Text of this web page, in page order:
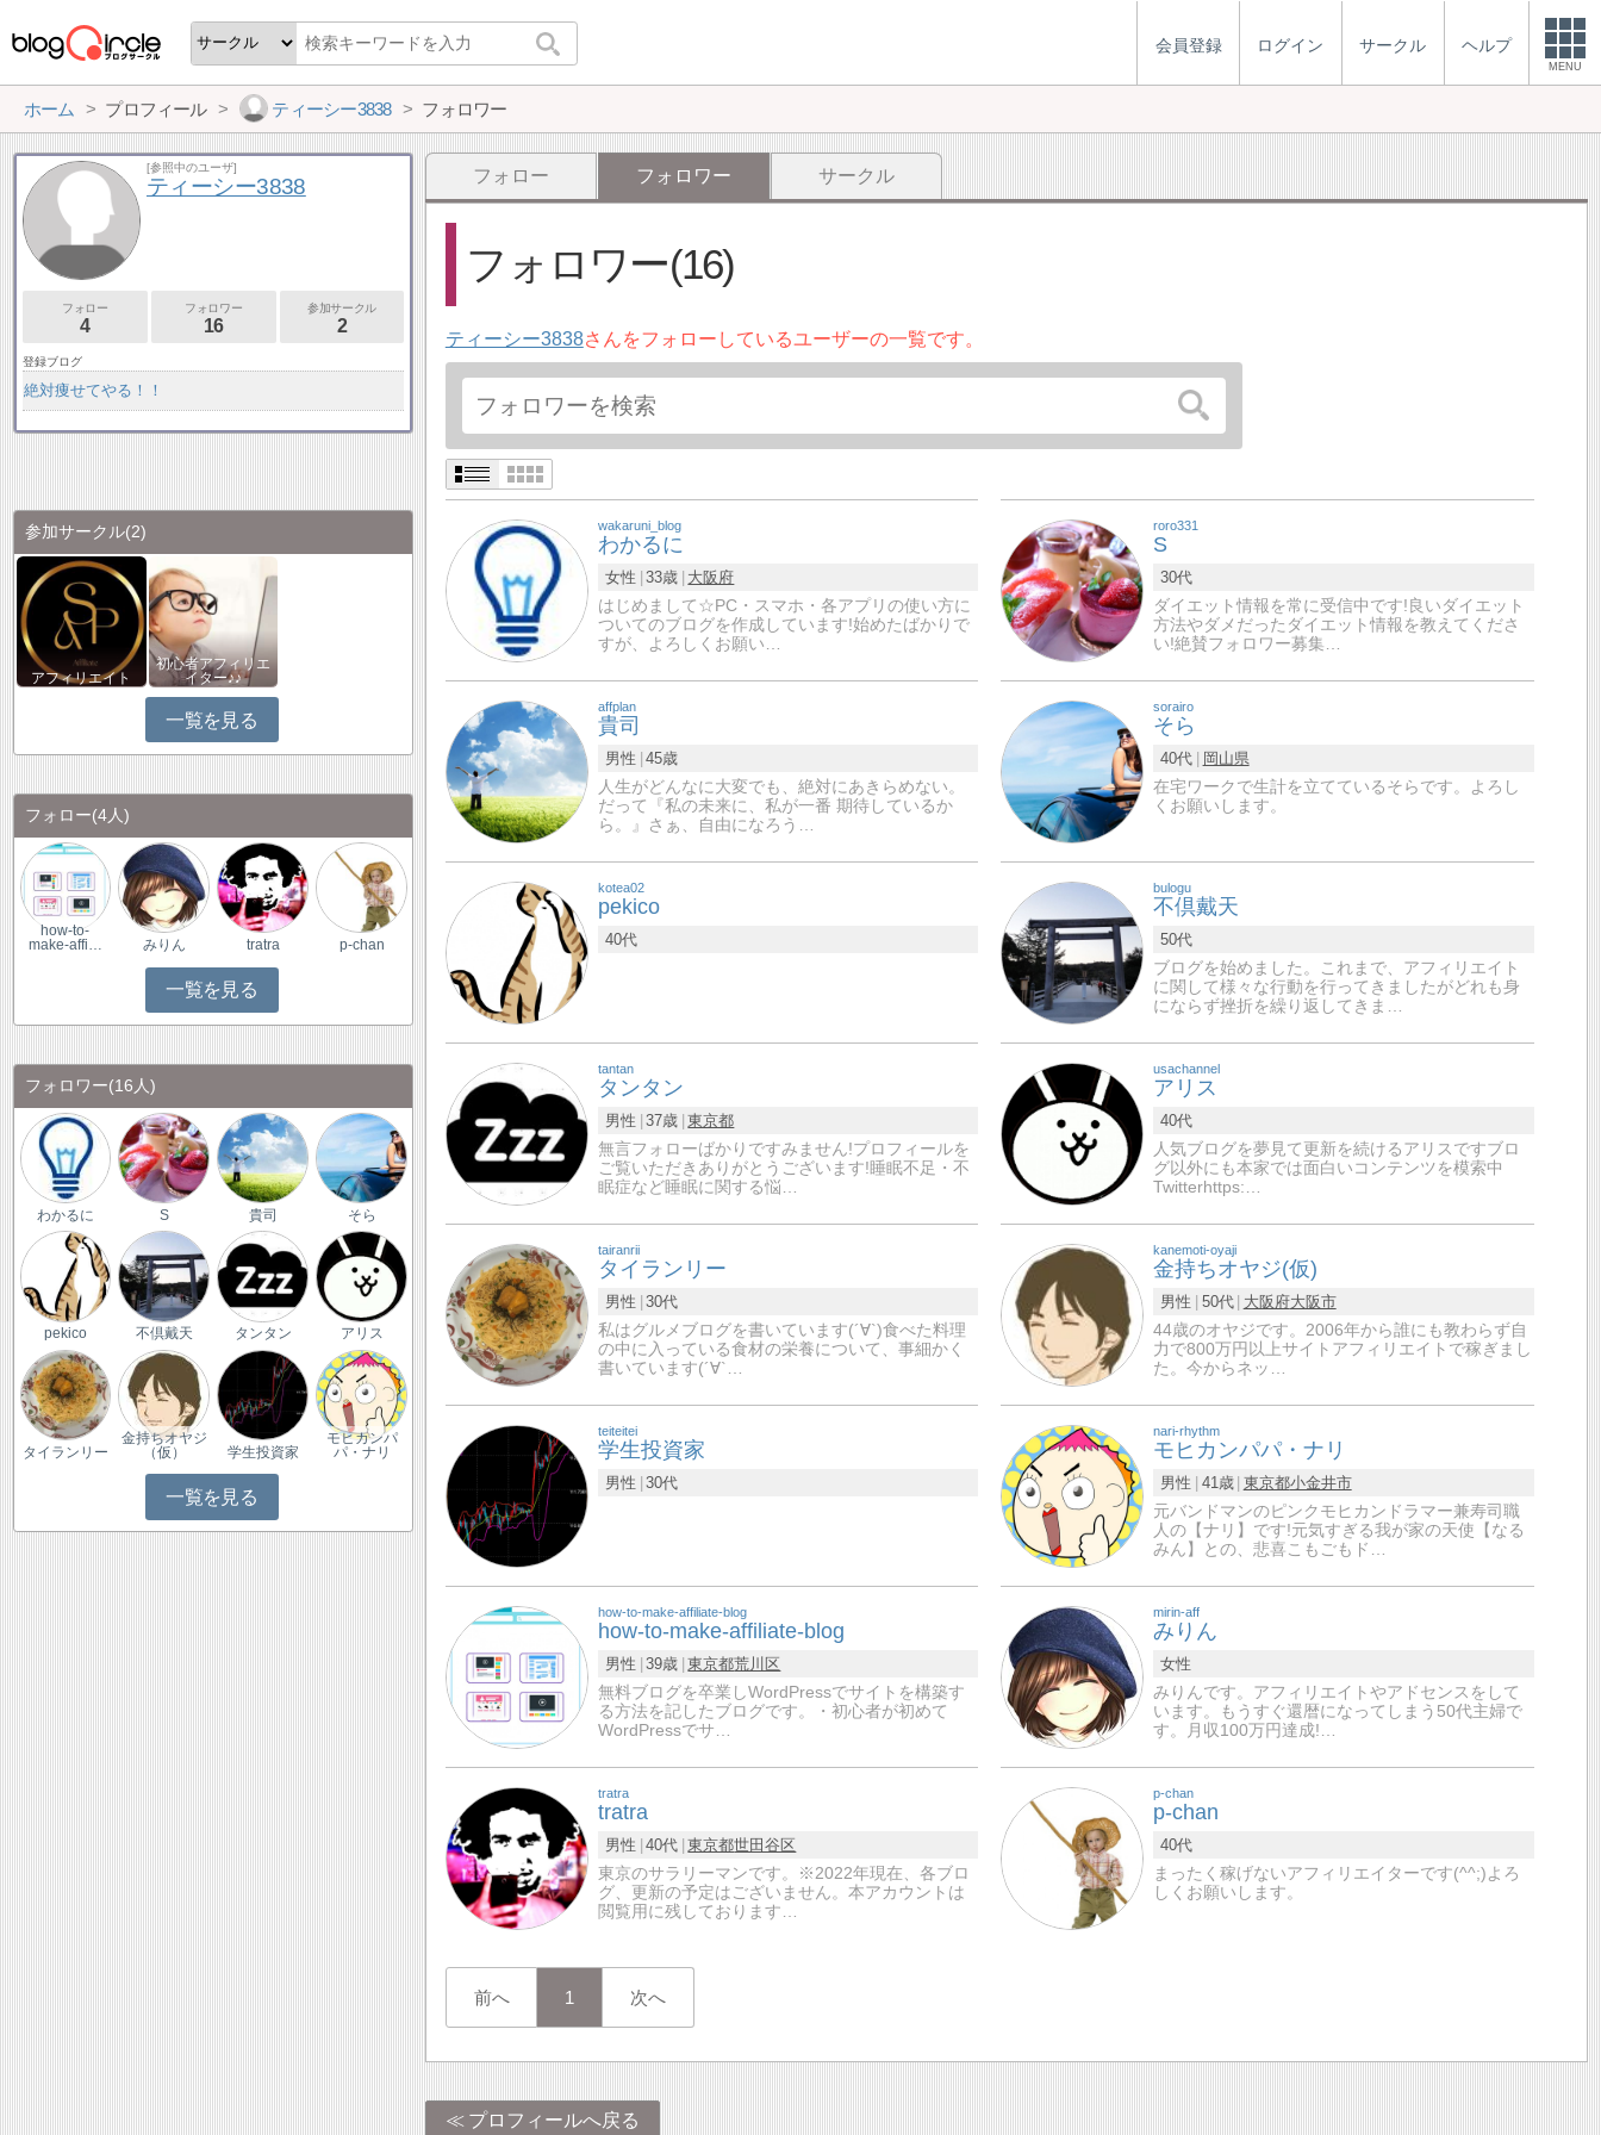
会員登録 ログイン サークル ヘルプ
MENU
ホーム プロフィール ティーシー3838 フォロワー
フォロー フォロワー サークル
フォロワー(16)
ティーシー3838さんをフォローしているユーザーの一覧です。
wakaruni_blog
わかるに
女性 33歳 大阪府
はじめまして☆PC・スマホ・各アプリの使い方に
ついてのブログを作成しています!始めたばかりで
すが、よろしくお願い…
roro331
S
30代
ダイエット情報を常に受信中です!良いダイエット
方法やダメだったダイエット情報を教えてくださ
い!絶賛フォロワー募集…
affplan
貴司
男性
45歳
人生がどんなに大変でも、絶対にあきらめない。
だって『私の未来に、私が一番 期待しているか
ら。』さぁ、自由になろう…
sorairo
そら
40代
岡山県
在宅ワークで生計を立てているそらです。よろし
くお願いします。
kotea02
pekico
40代
bulogu
不倶戴天
50代
ブログを始めました。これまで、アフィリエイト
に関して様々な行動を行ってきましたがどれも身
にならず挫折を繰り返してきま…
tantan
タンタン
男性 37歳 東京都
無言フォローばかりですみません!プロフィールを
ご覧いただきありがとうございます!睡眠不足・不
眠症など睡眠に関する悩…
usachannel
アリス
40代
人気ブログを夢見て更新を続けるアリスですブロ
グ以外にも本家では面白いコンテンツを模索中
Twitterhttps:…
tairanrii
タイランリー
男性
30代
私はグルメブログを書いています(´∀`)食べた料理
の中に入っている食材の栄養について、事細かく
書いています(´∀`…
kanemoti-oyaji
金持ちオヤジ(仮)
男性 50代 大阪府大阪市
44歳のオヤジです。2006年から誰にも教わらず自
力で800万円以上サイトアフィリエイトで稼ぎまし
た。今からネッ…
teiteitei
学生投資家
男性 30代
nari-rhythm
モヒカンパパ・ナリ
男性 41歳 東京都小金井市
元バンドマンのピンクモヒカンドラマー兼寿司職
人の【ナリ】です!元気すぎる我が家の天使【なる
みん】との、悲喜こもごもド…
how-to-make-affiliate-blog
how-to-make-affiliate-blog
男性 39歳 東京都荒川区
無料ブログを卒業しWordPressでサイトを構築す
る方法を記したブログです。・初心者が初めて
WordPressでサ…
mirin-aff
みりん
女性
みりんです。アフィリエイトやアドセンスをして
います。もうすぐ還暦になってしまう50代主婦で
す。月収100万円達成!…
tratra
tratra
男性 40代 東京都世田谷区
東京のサラリーマンです。※2022年現在、各ブロ
グ、更新の予定はございません。本アカウントは
閲覧用に残しております…
p-chan
p-chan
40代
まったく稼げないアフィリエイターです(^^;)よろ
しくお願いします。
前へ 1 次へ
プロフィールへ戻る
[参照中のユーザ]
ティーシー3838
フォロー
4
フォロワー
16
参加サークル
2
登録ブログ
絶対痩せてやる！！
参加サークル(2)
アフィリエイト
初心者アフィリエ
イター♪♪
一覧を見る
フォロー(4人)
how-to-
make-affi…
みりん tratra p-chan
一覧を見る
フォロワー(16人)
わかるに S 貴司 そら
pekico 不倶戴天 タンタン アリス
タイランリー
金持ちオヤジ
（仮）
学生投資家
モヒカンパ
パ・ナリ
一覧を見る